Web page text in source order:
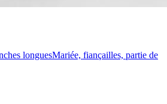
longuesMariée, fiançailles, partie de